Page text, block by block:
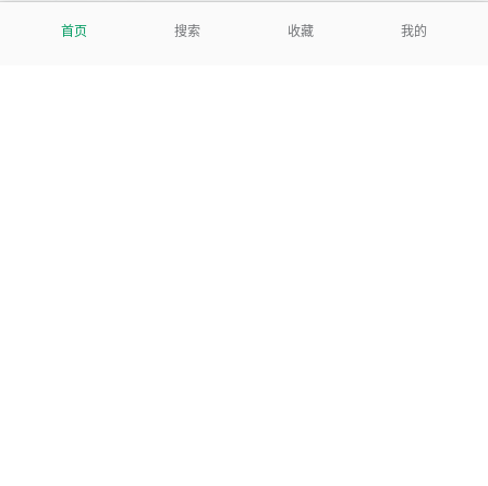
首页 搜索 收藏 我的
我们努力把每一个工具做成批量处理的产品